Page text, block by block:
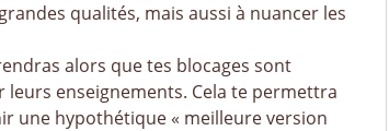
qualités, mais aussi à nuancer les
alors que tes blocages sont
enseignements. Cela te permettra
une hypothétique « meilleure version